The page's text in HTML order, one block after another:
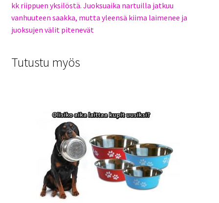
kk riippuen yksilöstä. Juoksuaika nartuilla jatkuu
vanhuuteen saakka, mutta yleensä kiima laimenee ja
juoksujen välit pitenevät
Tutustu myös